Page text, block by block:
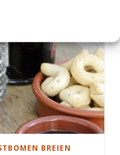
BREIEN